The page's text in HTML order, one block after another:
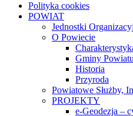
Polityka cookies
POWIAT
Jednostki
O Powiecie
Gminy Powiatu
Historia
Przyroda
Powiatowe Służby,
PROJEKTY
e-Geodezja –